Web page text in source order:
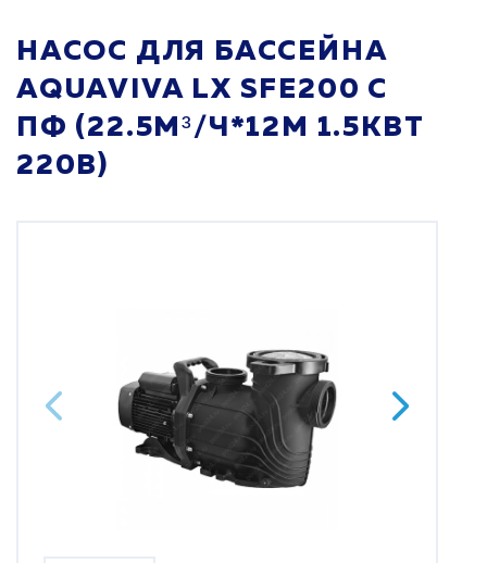
НАСОС ДЛЯ БАССЕЙНА
AQUAVIVA LX SFE200 С
ПФ (22.5М³/Ч*12М 1.5КВТ
220В)